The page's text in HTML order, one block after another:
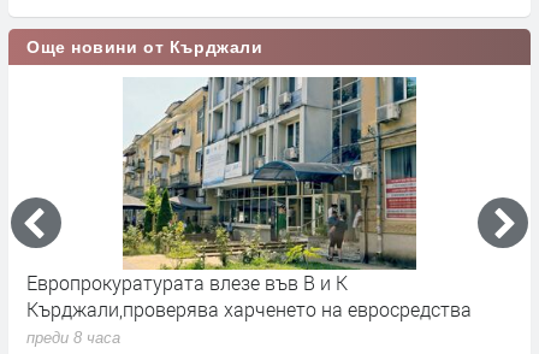
Още новини от Кърджали
Европрокуратурата влезе във В и К
Кърджали,проверява харченето на евросредства
преди 8 часа